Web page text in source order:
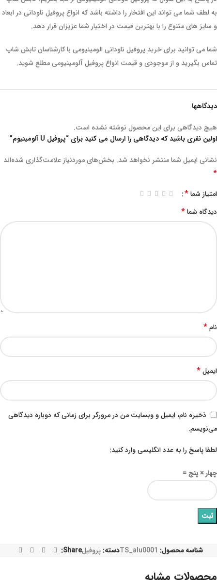
به لطف شما می تواند این افتخار را داشته باشد که انواع پروفیل ناودانی در ابعاد
و سایز های متنوع را با بهترین قیمت در اختیار شما عزیزان قرار دهد.
شما می توانید برای خرید پروفیل ناودانی الومینیومی با کارشناسان تابش شاپ
تماس بگیرید و از موجودی و قیمت انواع پروفیل آلومینیومی مطلع شوید.
دیدگاهها
هیچ دیدگاهی برای این محصول نوشته نشده است.
اولین نفری باشید که دیدگاهی را ارسال می کنید برای “پروفیل U آلومینیوم”
نشانی ایمیل شما منتشر نخواهد شد. بخش‌های موردنیاز علامت‌گذاری شده‌اند
*
امتیاز شما*
دیدگاه شما*
نام*
ایمیل*
ذخیره نام، ایمیل و وبسایت من در مرورگر برای زمانی که دوباره دیدگاهی
می‌نویسم.
لطفا پاسخ را به عدد انگلیسی وارد کنید:
چهار × پنج =
شناسه محصول: TS_alu0001دسته: پروفیلShare:
محصولات مشابه